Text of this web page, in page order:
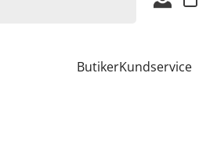
ButikerKundservice